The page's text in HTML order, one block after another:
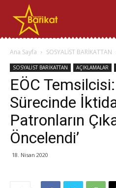
Ana Sayfa SOSYALİST BARİKATTAN
SOSYALİST BARİKATTAN AÇIKLAMALAR
EÖC Temsilcisi:
Sürecinde
Patronların
Öncelendi’
18. Nisan 2020